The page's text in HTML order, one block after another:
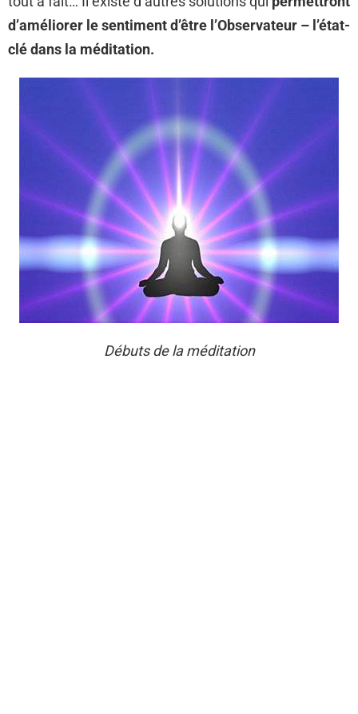
d’améliorer le sentiment d’être l’Observateur – l’état-
clé dans la méditation.
Débuts de la méditation